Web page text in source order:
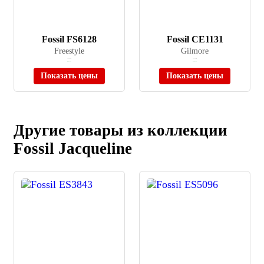
Fossil FS6128
Freestyle
Показать цены
Fossil CE1131
Gilmore
Показать цены
Другие товары из коллекции
Fossil Jacqueline